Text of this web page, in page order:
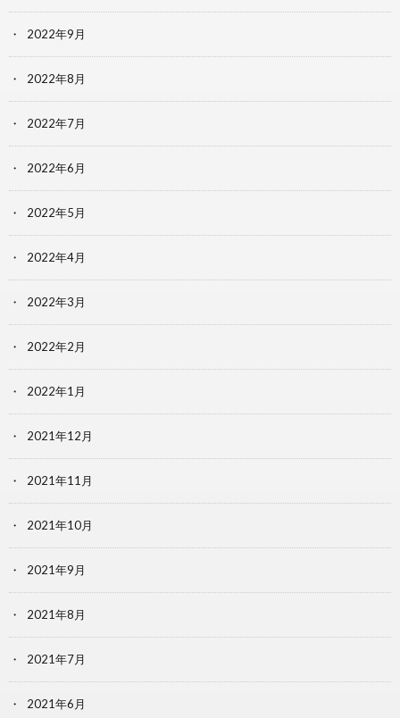
2022年9月
2022年8月
2022年7月
2022年6月
2022年5月
2022年4月
2022年3月
2022年2月
2022年1月
2021年12月
2021年11月
2021年10月
2021年9月
2021年8月
2021年7月
2021年6月